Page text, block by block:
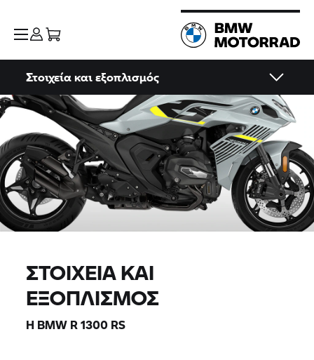
Στοιχεία και εξοπλισμός
ΣΤΟΙΧΕΊΑ ΚΑΙ
ΕΞΟΠΛΙΣΜΌΣ
Η BMW R 1300 RS